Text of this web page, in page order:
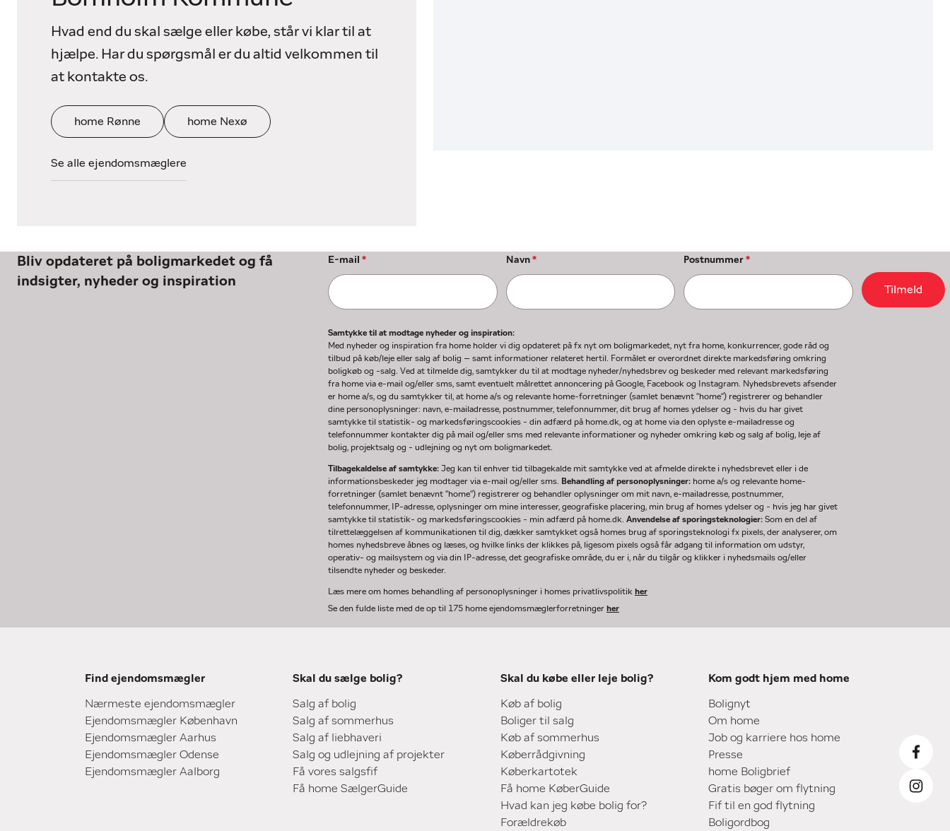
Hvad end du skal sælge eller købe, står vi klar til at
hjælpe. Har du spørgsmål er du altid velkommen til
at kontakte os.
home Rønne home Nexø
Se alle ejendomsmæglere
Bliv opdateret på boligmarkedet og få
indsigter, nyheder og inspiration
E-mail * Navn * Postnummer*
Tilmeld
Samtykke til at modtage nyheder og inspiration:
Med nyheder og inspiration fra home holder vi dig opdateret på fx nyt om boligmarkedet, nyt fra home, konkurrencer, gode råd og
tilbud på køb/leje eller salg af bolig – samt informationer relateret hertil. Formålet er overordnet direkte markedsføring omkring
boligkøb og -salg. Ved at tilmelde dig, samtykker du til at modtage nyheder/nyhedsbrev og beskeder med relevant markedsføring
fra home via e-mail og/eller sms, samt eventuelt målrettet annoncering på Google, Facebook og Instagram. Nyhedsbrevets afsender
er home a/s, og du samtykker til, at home a/s og relevante home-forretninger (samlet benævnt "home") registrerer og behandler
dine personoplysninger: navn, e-mailadresse, postnummer, telefonnummer, dit brug af homes ydelser og - hvis du har givet
samtykke til statistik- og markedsføringscookies - din adfærd på home.dk, og at home via den oplyste e-mailadresse og
telefonnummer kontakter dig på mail og/eller sms med relevante informationer og nyheder omkring køb og salg af bolig, leje af
bolig, projektsalg og - udlejning og nyt om boligmarkedet.
Tilbagekaldelse af samtykke:Jeg kan til enhver tid tilbagekalde mit samtykke ved at afmelde direkte i nyhedsbrevet eller i de
informationsbeskeder jeg modtager via e-mail og/eller sms. Behandling af personoplysninger: home a/s og relevante home-
forretninger (samlet benævnt "home") registrerer og behandler oplysninger om mit navn, e-mailadresse, postnummer,
telefonnummer, IP-adresse, oplysninger om mine interesser, geografiske placering, min brug af homes ydelser og - hvis jeg har givet
samtykke til statistik- og markedsføringscookies - min adfærd på home.dk. Anvendelse af sporingsteknologier:Som en del af
tilrettelæggelsen af kommunikationen til dig, dækker samtykket også homes brug af sporingsteknologi fx pixels, der analyserer, om
homes nyhedsbreve åbnes og læses, og hvilke links der klikkes på, ligesom pixels også får adgang til information om udstyr,
operativ- og mailsystem og via din IP-adresse, det geografiske område, du er i, når du tilgår og klikker i nyhedsmails og/eller
tilsendte nyheder og beskeder.
Læs mere om homes behandling af personoplysninger i homes privatlivspolitik her
Se den fulde liste med de op til 175 home ejendomsmæglerforretninger her
Find ejendomsmægler
Nærmeste ejendomsmægler
Ejendomsmægler København
Ejendomsmægler Aarhus
Ejendomsmægler Odense
Ejendomsmægler Aalborg
Skal du sælge bolig?
Salg af bolig
Salg af sommerhus
Salg af liebhaveri
Salg og udlejning af projekter
Få vores salgsfif
Få home SælgerGuide
Skal du købe eller leje bolig?
Køb af bolig
Boliger til salg
Køb af sommerhus
Køberrådgivning
Køberkartotek
Få home KøberGuide
Hvad kan jeg købe bolig for?
Forældrekøb
Kom godt hjem med home
Bolignyt
Om home
Job og karriere hos home
Presse
home Boligbrief
Gratis bøger om flytning
Fif til en god flytning
Boligordbog